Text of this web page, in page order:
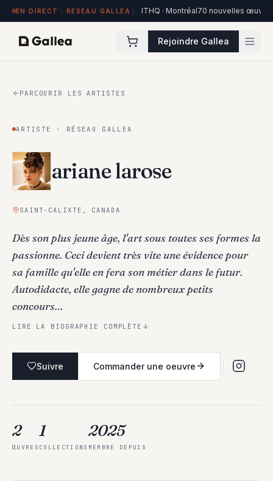
EN DIRECT · RÉSEAU GALLEA
84 œuvres exposées à Hôtel de l'ITHQ · Montréal70 nouvelles œuvres
Rejoindre Gallea
PARCOURIR LES ARTISTES
ARTISTE · RÉSEAU GALLEA
ariane larose
SAINT-CALIXTE, CANADA
Dès son plus jeune âge, l'art sous toutes ses formes la
passionne. Ceci devient très vite une évidence pour
sa famille qu'elle en fera son métier dans le futur.
Autodidacte, elle gagne de nombreux petits
concours…
LIRE LA BIOGRAPHIE COMPLÈTE
Suivre Commander une oeuvre
2
ŒUVRES
1
COLLECTIONS
2025
MEMBRE DEPUIS